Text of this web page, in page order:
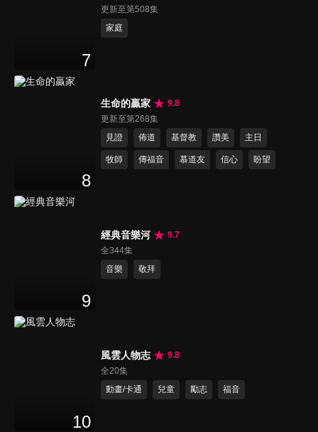
7
更新至第508集
家庭
8
生命的贏家
9.8
更新至第268集
見證
佈道 基督教 讚美 主日
牧師 傳福音 慕道友 信心 盼望
9
經典音樂河
9.7
全344集
音樂
敬拜
10
風雲人物志
9.8
全20集
動畫/卡通
兒童 勵志 福音